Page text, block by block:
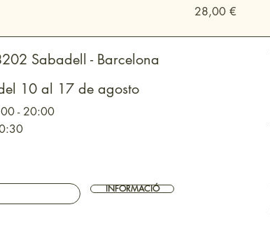
Precio
28,00 €
Sabadell - Barcelona
10 al 17 de agosto
- 20:00
INFORMACIÓ